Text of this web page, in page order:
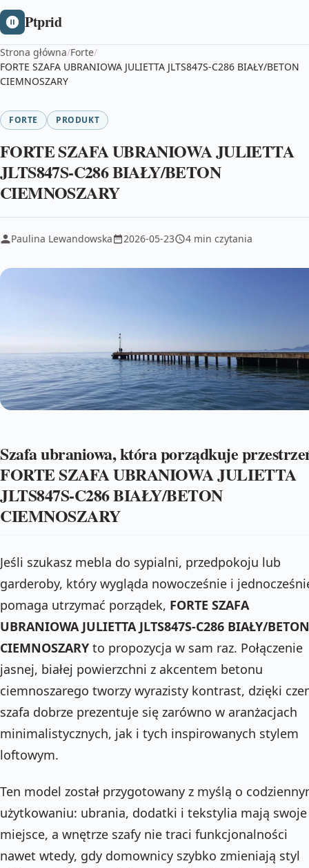
Ptprid
Strona główna/Forte/
FORTE SZAFA UBRANIOWA JULIETTA JLTS847S-C286 BIAŁY/BETON
CIEMNOSZARY
FORTE PRODUKT
FORTE SZAFA UBRANIOWA JULIETTA
JLTS847S-C286 BIAŁY/BETON
CIEMNOSZARY
Paulina Lewandowska 2026-05-23 4 min czytania
Szafa ubraniowa, która porządkuje
FORTE SZAFA UBRANIOWA JULIETTA
JLTS847S-C286 BIAŁY/BETON
CIEMNOSZARY
Jeśli szukasz mebla do sypialni, przedpokoju lub
garderoby, który wygląda nowocześnie i
pomaga utrzymać porządek, FORTE SZAFA
UBRANIOWA JULIETTA JLTS847S-C286 BIAŁY/BETON
CIEMNOSZARY to propozycja w sam raz. Połączenie
jasnej, białej powierzchni z akcentem betonu
ciemnoszarego tworzy wyrazisty kontrast, dzięki
szafa dobrze prezentuje się zarówno w aranżacjach
minimalistycznych, jak i tych inspirowanych stylem
loftowym.
Ten model został przygotowany z myślą o
użytkowaniu: ubrania, dodatki i tekstylia mają swoje
miejsce, a wnętrze szafy nie traci funkcjonalności
nawet wtedy, gdy domownicy szybko zmieniają styl